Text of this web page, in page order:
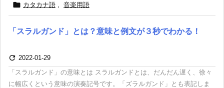
 カタカナ語 , 音楽用語
「スラルガンド」とは？意味と例文が３秒でわかる！
 2022-01-29
「スラルガンド」の意味とは スラルガンドとは、だんだん遅く、徐々
に幅広くという意味の演奏記号です。「ズラルガンド」とも表記しま